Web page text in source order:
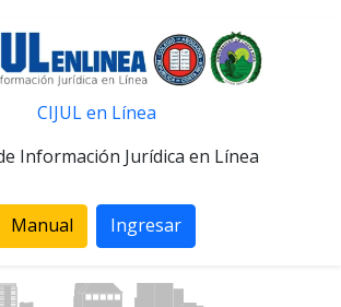
CIJUL en Línea
Información Jurídica en Línea
Manual Ingresar